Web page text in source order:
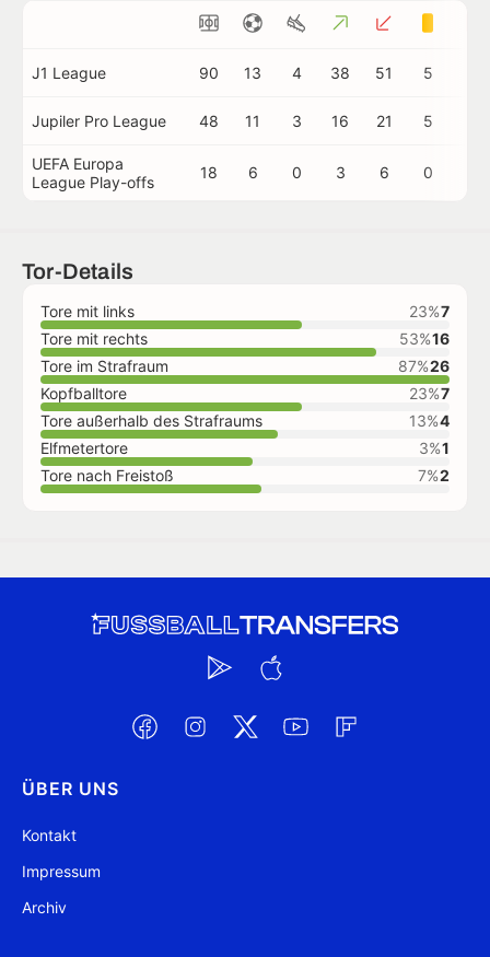
J1 League 90 13 4 38 51 5
Jupiler Pro League 48 11 3 16 21 5
UEFA Europa
League Play-offs
18 6 0 3 6 0
Tor-Details
Tore mit links 23%7
Tore mit rechts
53%16
Tore im Strafraum
87%26
Kopfballtore
23%7
Tore außerhalb des Strafraums
13%4
Elfmetertore
3%1
Tore nach Freistoß
7%2
ÜBER UNS
Kontakt
Impressum
Archiv